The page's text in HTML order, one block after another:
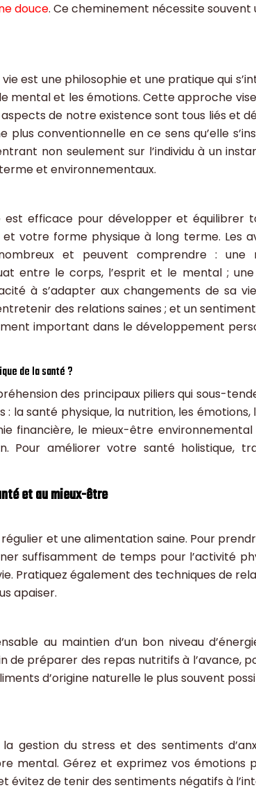
douce. Ce cheminement nécessite souvent
est une philosophie et une pratique qui
mental et les émotions. Cette approche
de notre existence sont tous liés et
plus conventionnelle en ce sens qu’elle
non seulement sur l’individu à un
et environnementaux.
efficace pour développer et équilibrer
votre forme physique à long terme. Les
et peuvent comprendre : une
entre le corps, l’esprit et le mental ;
à s’adapter aux changements de sa
des relations saines ; et un
important dans le développement
de la santé ?
des principaux piliers qui sous-
la santé physique, la nutrition, les émotions,
financière, le mieux-être environnemental
Pour améliorer votre santé holistique,
et au mieux-être
et une alimentation saine. Pour
suffisamment de temps pour l’activité
Pratiquez également des techniques de
apaiser.
au maintien d’un bon niveau
de préparer des repas nutritifs à l’avance,
d’origine naturelle le plus souvent
gestion du stress et des sentiments
mental. Gérez et exprimez vos émotions
évitez de tenir des sentiments négatifs à